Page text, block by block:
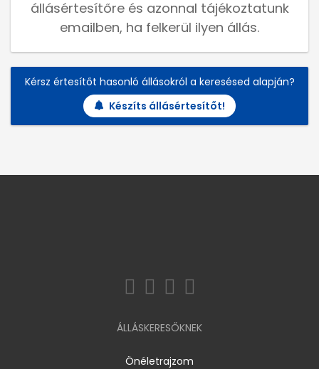
állásértesítőre és azonnal tájékoztatunk
emailben, ha felkerül ilyen állás.
Kérsz értesítőt hasonló állásokról a keresésed alapján?
Készíts állásértesítőt!
ÁLLÁSKERESŐKNEK
Önéletrajzom